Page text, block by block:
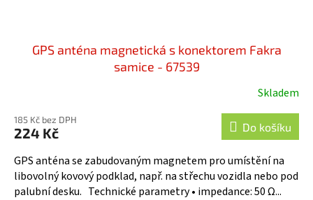
GPS anténa magnetická s konektorem Fakra
samice - 67539
Skladem
185 Kč bez DPH
224 Kč Do košíku
GPS anténa se zabudovaným magnetem pro umístění na
libovolný kovový podklad, např. na střechu vozidla nebo pod
palubní desku. Technické parametry • impedance: 50 Ω...